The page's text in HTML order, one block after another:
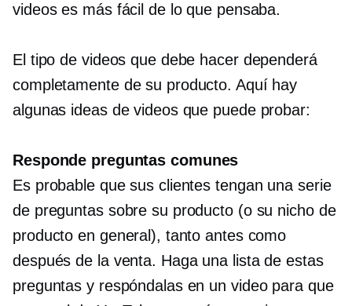
videos es más fácil de lo que pensaba.
El tipo de videos que debe hacer dependerá
completamente de su producto. Aquí hay
algunas ideas de videos que puede probar:
Responde preguntas comunes
Es probable que sus clientes tengan una serie
de preguntas sobre su producto (o su nicho de
producto en general), tanto antes como
después de la venta. Haga una lista de estas
preguntas y respóndalas en un video para que